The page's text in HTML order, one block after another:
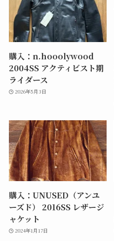
購入：n.hooolywood
2004SS アクティビスト期
ライダース
2026年5月3日
購入：UNUSED（アンユ
ーズド） 2016SS レザージ
ャケット
2024年1月17日